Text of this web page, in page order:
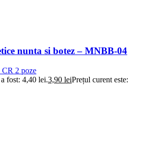
nunta si botez – MNBB-04
CR 2 poze
fost: 4,40 lei.3,90 leiPrețul curent este: